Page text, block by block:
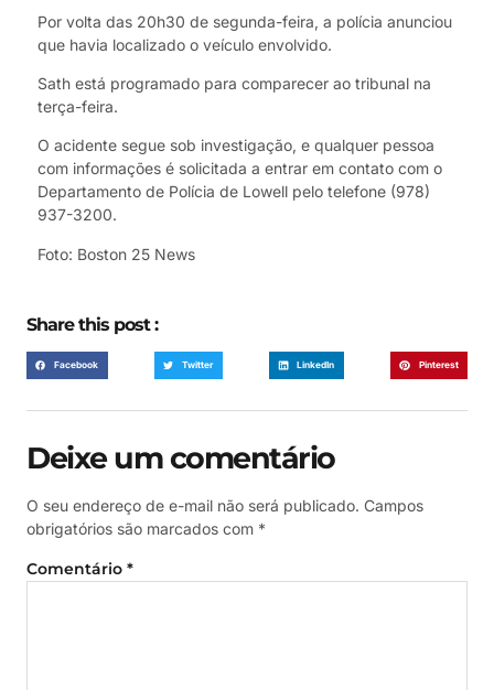
Por volta das 20h30 de segunda-feira, a polícia anunciou
que havia localizado o veículo envolvido.
Sath está programado para comparecer ao tribunal na
terça-feira.
O acidente segue sob investigação, e qualquer pessoa
com informações é solicitada a entrar em contato com o
Departamento de Polícia de Lowell pelo telefone (978)
937-3200.
Foto: Boston 25 News
Share this post :
Facebook Twitter LinkedIn Pinterest
Deixe um comentário
O seu endereço de e-mail não será publicado. Campos
obrigatórios são marcados com *
Comentário *